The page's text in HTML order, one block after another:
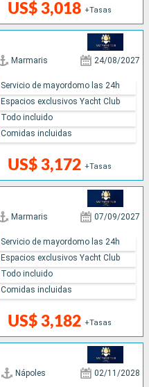
US$ 3,018 +Tasas
Marmaris 24/08/2027
US$ 3,172 +Tasas
Servicio de mayordomo las 24h
Espacios exclusivos Yacht Club
Todo incluido
Comidas incluidas
Marmaris 07/09/2027
US$ 3,182 +Tasas
Servicio de mayordomo las 24h
Espacios exclusivos Yacht Club
Todo incluido
Comidas incluidas
Nápoles 02/11/2028